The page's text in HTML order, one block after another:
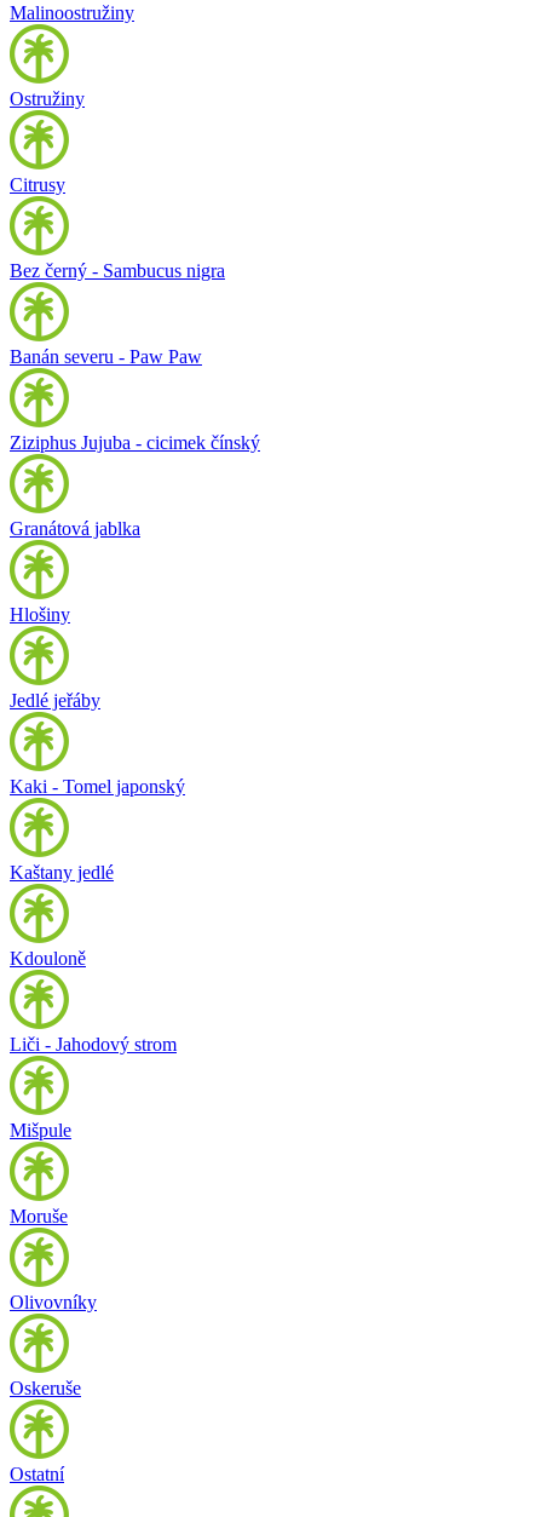
Malinoostružiny
Ostružiny
Citrusy
Bez černý - Sambucus nigra
Banán severu - Paw Paw
Ziziphus Jujuba - cicimek čínský
Granátová jablka
Hlošiny
Jedlé jeřáby
Kaki - Tomel japonský
Kaštany jedlé
Kdouloně
Liči - Jahodový strom
Mišpule
Moruše
Olivovníky
Oskeruše
Ostatní